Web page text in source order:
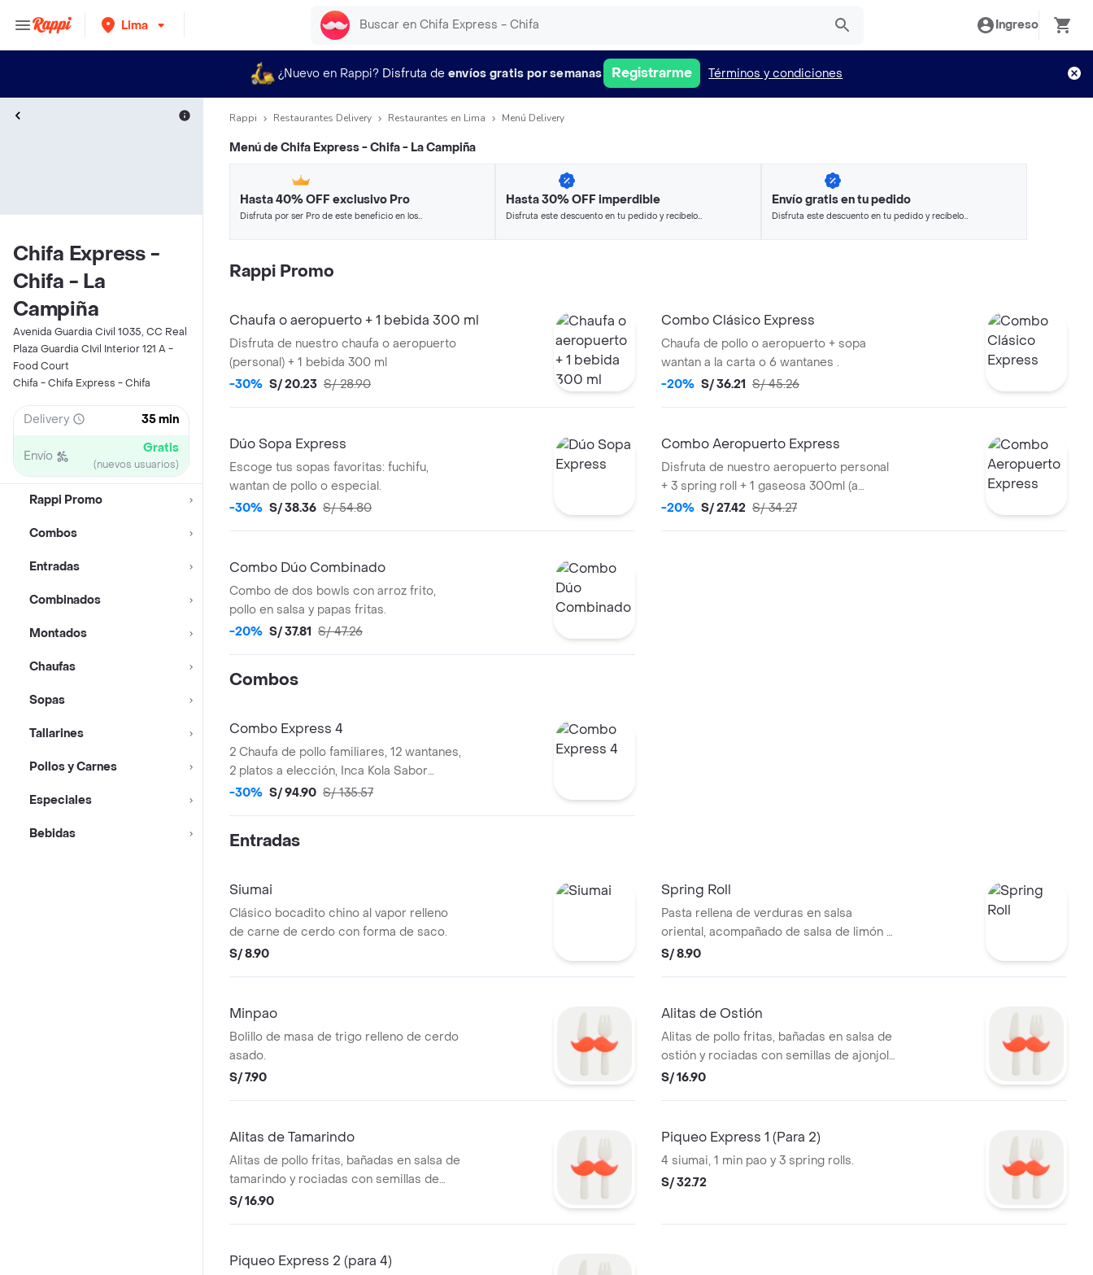
Lima Ingreso
¿Nuevo en Rappi? Disfruta de envíos gratis por semanas Registrarme Términos y condiciones
Chifa Express -
Chifa - La
Campiña
Avenida Guardia Civil 1035, CC Real
Plaza Guardia CIvil Interior 121 A -
Food Court
Chifa - Chifa Express - Chifa
Delivery 35 min
Envío Gratis
(nuevos usuarios)
Rappi Promo
Combos
Entradas
Combinados
Montados
Chaufas
Sopas
Tallarines
Pollos y Carnes
Especiales
Bebidas
Rappi Restaurantes Delivery Restaurantes en Lima Menú Delivery
Menú deChifa Express - Chifa - La Campiña
Hasta 40% OFF exclusivo Pro
Disfruta por ser Pro de este beneficio en los
Hasta 30% OFF imperdible
Disfruta este descuento en tu pedido y recíbelo
Envío gratis en tu pedido
Disfruta este descuento en tu pedido y recíbelo
Rappi Promo
Chaufa o aeropuerto + 1 bebida 300 ml
Disfruta de nuestro chaufa o aeropuerto
(personal) + 1 bebida 300 ml
-30% S/ 20.23 S/ 28.90
Combo Clásico Express
Chaufa de pollo o aeropuerto + sopa
wantan a la carta o 6 wantanes .
-20% S/ 36.21 S/ 45.26
Dúo Sopa Express
Escoge tus sopas favoritas: fuchifu,
wantan de pollo o especial.
-30% S/ 38.36 S/ 54.80
Combo Aeropuerto Express
Disfruta de nuestro aeropuerto personal
+ 3 spring roll + 1 gaseosa 300ml (a
elección)
-20% S/ 27.42 S/ 34.27
Combo Dúo Combinado
Combo de dos bowls con arroz frito,
pollo en salsa y papas fritas.
-20% S/ 37.81 S/ 47.26
Combos
Combo Express 4
2 Chaufa de pollo familiares, 12 wantanes,
2 platos a elección, Inca Kola Sabor
Original 1.5 L.
-30% S/ 94.90 S/ 135.57
Entradas
Siumai
Clásico bocadito chino al vapor relleno
de carne de cerdo con forma de saco.
S/ 8.90
Spring Roll
Pasta rellena de verduras en salsa
oriental, acompañado de salsa de limón y
canela china, 3 unidades.
S/ 8.90
Minpao
Bolillo de masa de trigo relleno de cerdo
asado.
S/ 7.90
Alitas de Ostión
Alitas de pollo fritas, bañadas en salsa de
ostión y rociadas con semillas de ajonjoli
blanco tostado.
S/ 16.90
Alitas de Tamarindo
Alitas de pollo fritas, bañadas en salsa de
tamarindo y rociadas con semillas de
ajonjoli blanco tostado.
S/ 16.90
Piqueo Express 1 (Para 2)
4 siumai, 1 min pao y 3 spring rolls.
S/ 32.72
Piqueo Express 2 (para 4)